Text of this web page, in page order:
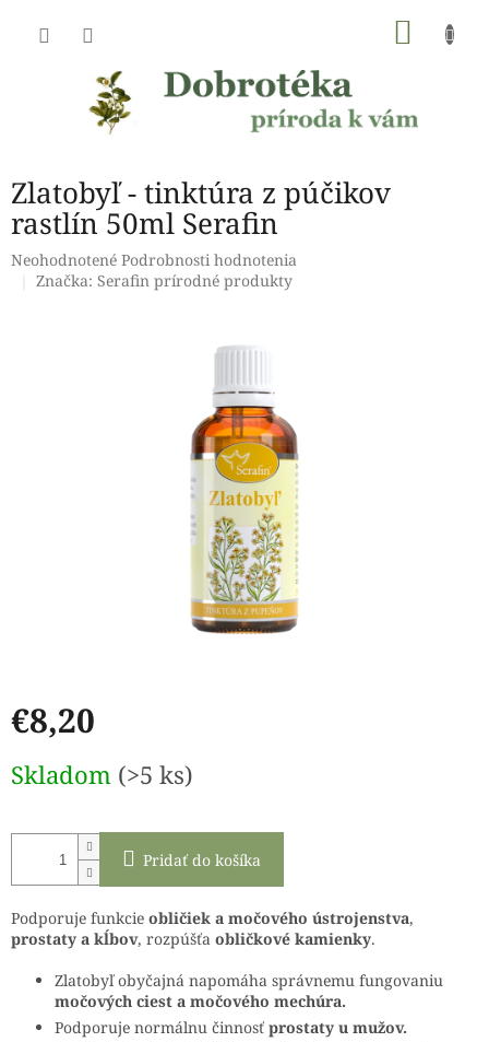
Zlatobyľ - tinktúra z púčikov
rastlín 50ml Serafin
Priemerné
hodnotenie
Neohodnotené Podrobnosti hodnotenia
Značka: Serafin prírodné produkty
€8,20
cena:
Skladom (>5 ks)
Pridať do košíka
Podporuje funkcie obličiek a močového ústrojenstva,
prostaty a kĺbov, rozpúšťa obličkové kamienky.
Zlatobyľ obyčajná napomáha správnemu fungovaniu
močových ciest a močového mechúra.
Podporuje normálnu činnosť prostaty u mužov.